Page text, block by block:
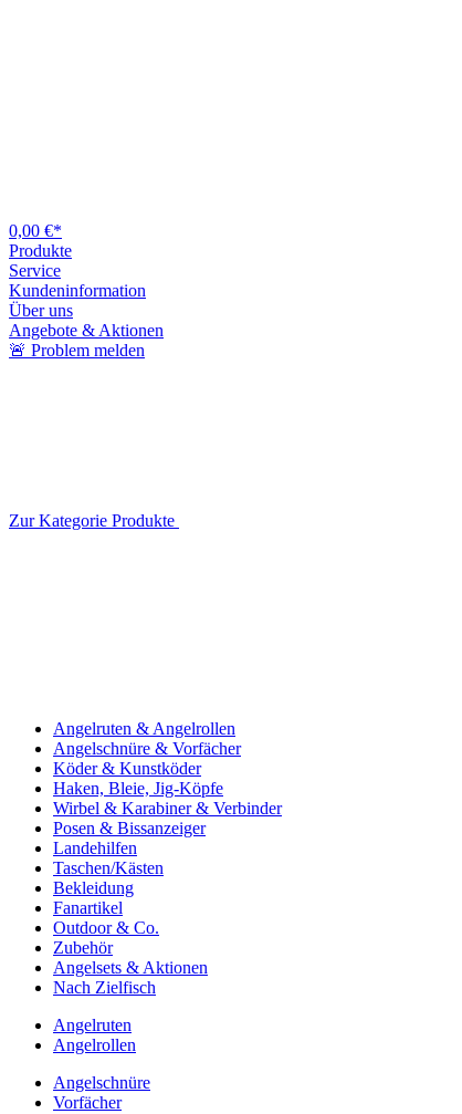
0,00 €*
Produkte
Service
Kundeninformation
Über uns
Angebote & Aktionen
🚨 Problem melden
Zur Kategorie Produkte
Angelruten & Angelrollen
Angelschnüre & Vorfächer
Köder & Kunstköder
Haken, Bleie, Jig-Köpfe
Wirbel & Karabiner & Verbinder
Posen & Bissanzeiger
Landehilfen
Taschen/Kästen
Bekleidung
Fanartikel
Outdoor & Co.
Zubehör
Angelsets & Aktionen
Nach Zielfisch
Angelruten
Angelrollen
Angelschnüre
Vorfächer